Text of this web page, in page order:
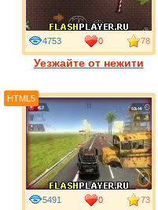
Уезжайте от нежити
4753 0 78
5491 0 73
HTML5